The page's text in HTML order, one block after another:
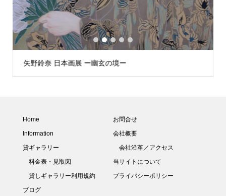
矢野鈴奈 日本画展 ー幽玄の境ー
1 2 3 4 5
Home
Information
貸ギャラリー
料金表・見取図
貸しギャラリー利用規約
ブログ
お問合せ
会社概要
会社沿革／アクセス
当サイトについて
プライバシーポリシー